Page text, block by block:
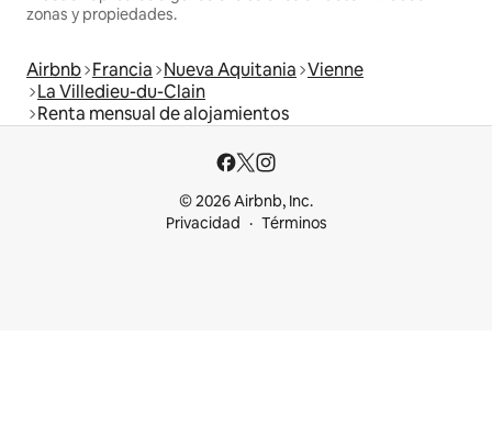
zonas y propiedades.
Airbnb Francia Nueva Aquitania Vienne
La Villedieu-du-Clain
Renta mensual de alojamientos
© 2026 Airbnb, Inc.
Privacidad
Términos